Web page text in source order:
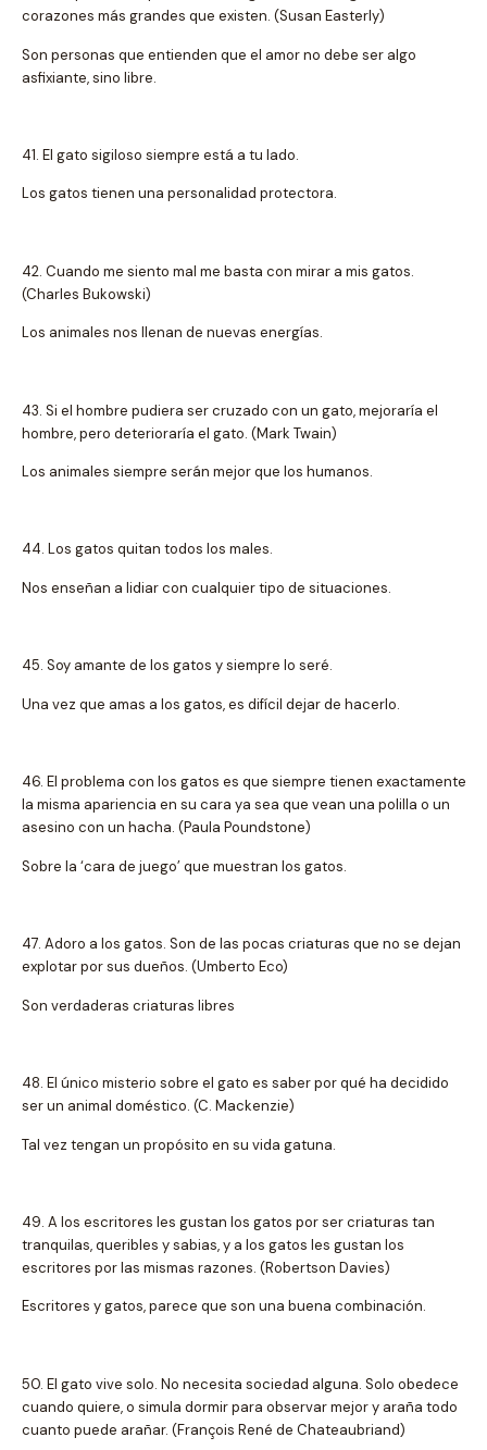
corazones más grandes que existen. (Susan Easterly)
Son personas que entienden que el amor no debe ser algo
asfixiante, sino libre.
41. El gato sigiloso siempre está a tu lado.
Los gatos tienen una personalidad protectora.
42. Cuando me siento mal me basta con mirar a mis gatos.
(Charles Bukowski)
Los animales nos llenan de nuevas energías.
43. Si el hombre pudiera ser cruzado con un gato, mejoraría el
hombre, pero deterioraría el gato. (Mark Twain)
Los animales siempre serán mejor que los humanos.
44. Los gatos quitan todos los males.
Nos enseñan a lidiar con cualquier tipo de situaciones.
45. Soy amante de los gatos y siempre lo seré.
Una vez que amas a los gatos, es difícil dejar de hacerlo.
46. El problema con los gatos es que siempre tienen exactamente
la misma apariencia en su cara ya sea que vean una polilla o un
asesino con un hacha. (Paula Poundstone)
Sobre la ‘cara de juego’ que muestran los gatos.
47. Adoro a los gatos. Son de las pocas criaturas que no se dejan
explotar por sus dueños. (Umberto Eco)
Son verdaderas criaturas libres
48. El único misterio sobre el gato es saber por qué ha decidido
ser un animal doméstico. (C. Mackenzie)
Tal vez tengan un propósito en su vida gatuna.
49. A los escritores les gustan los gatos por ser criaturas tan
tranquilas, queribles y sabias, y a los gatos les gustan los
escritores por las mismas razones. (Robertson Davies)
Escritores y gatos, parece que son una buena combinación.
50. El gato vive solo. No necesita sociedad alguna. Solo obedece
cuando quiere, o simula dormir para observar mejor y araña todo
cuanto puede arañar. (François René de Chateaubriand)